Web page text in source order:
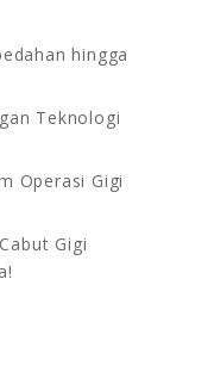
hingga
Teknologi
Operasi Gigi
Gigi